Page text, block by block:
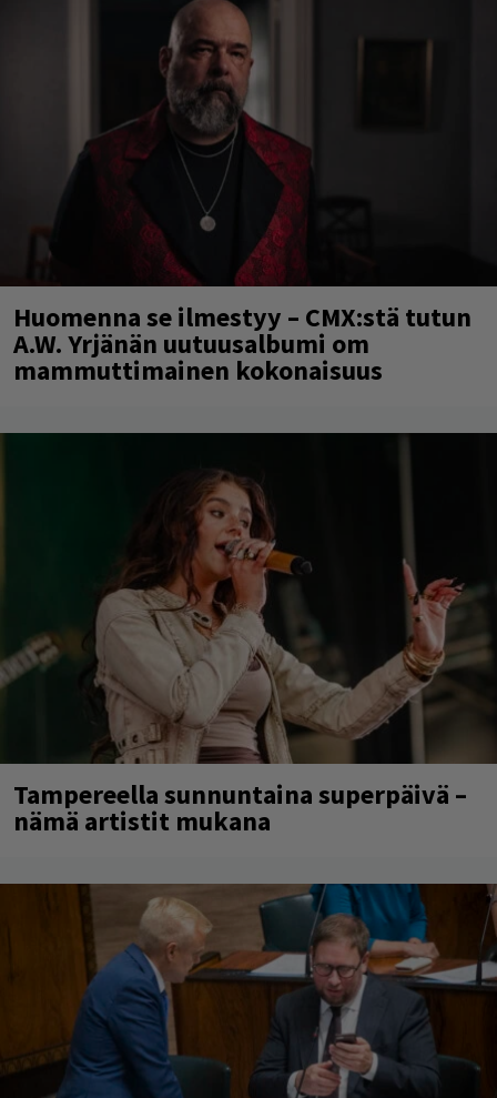
Huomenna se ilmestyy – CMX:stä tutun
A.W. Yrjänän uutuusalbumi om
mammuttimainen kokonaisuus
Tampereella sunnuntaina superpäivä –
nämä artistit mukana